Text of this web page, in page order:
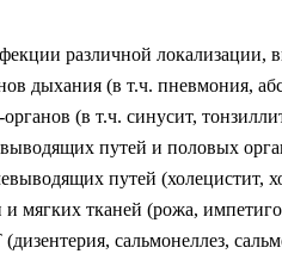
различной локализации,
дыхания (в т.ч. пневмония,
(в т.ч. синусит,
путей и половых
путей (холецистит,
мягких тканей (рожа,
сальмонеллез,